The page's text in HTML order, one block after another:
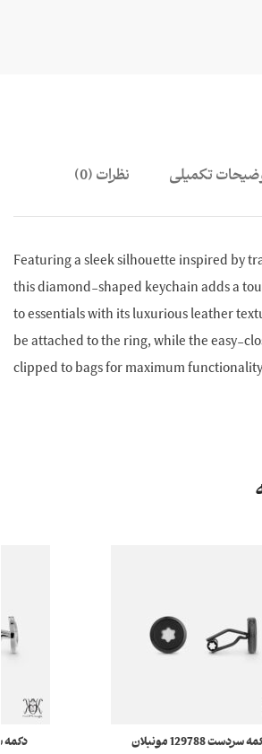
تکمیلی نظرات (0)
Featuring a sleek silhouette inspired by
this diamond-shaped keychain adds a
to essentials with its luxurious leather
be attached to the ring, while the easy-
clipped to bags for maximum
سردست 129788 مونبلان دکمه